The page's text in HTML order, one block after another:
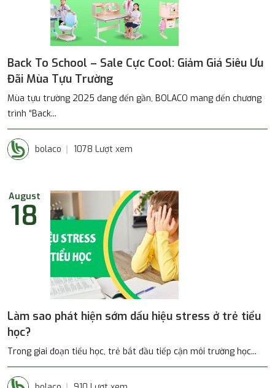
Back To School – Sale Cực Cool: Giảm Giá Siêu Ưu
Đãi Mùa Tựu Trường
Mùa tựu trường 2025 đang đến gần, BOLACO mang đến chương
trình “Back...
bolaco 1078 Lượt xem
August
18
Làm sao phát hiện sớm dấu hiệu stress ở trẻ tiểu
học?
Trong giai đoạn tiểu học, trẻ bắt đầu tiếp cận môi trường học...